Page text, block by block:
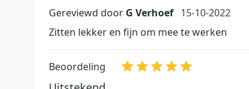
Gereviewd door G Verhoef 15 oktober 2022
15-10-2022
Zitten lekker en fijn om mee te werken
Beoordeling